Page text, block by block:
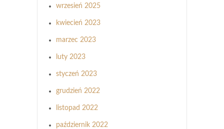
wrzesień 2025
kwiecień 2023
marzec 2023
luty 2023
styczeń 2023
grudzień 2022
listopad 2022
październik 2022